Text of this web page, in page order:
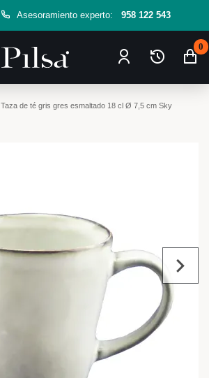
Asesoramiento experto: 958 122 543
0
Taza de té gris gres esmaltado 18 cl Ø 7,5 cm Sky